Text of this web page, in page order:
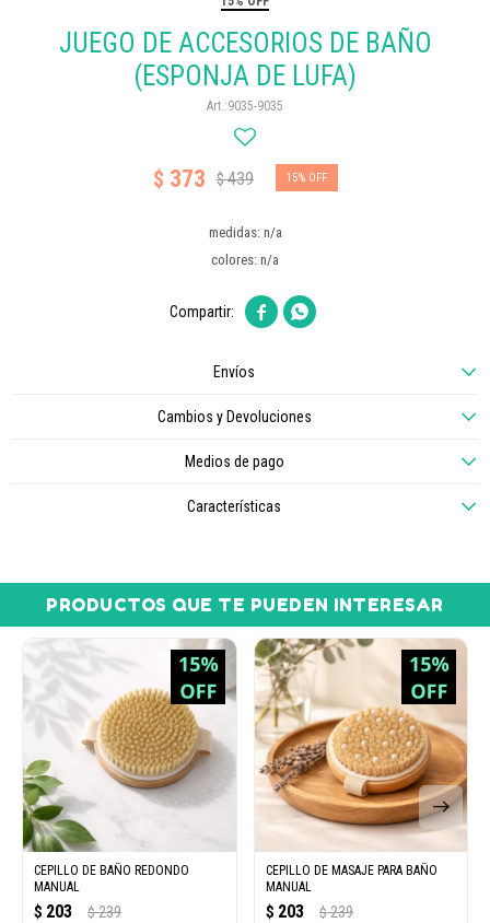
JUEGO DE ACCESORIOS DE BAÑO
(ESPONJA DE LUFA)
9035-9035
$ 373 $439 15
medidas: n/a
colores: n/a
 
Envíos
Cambios y Devoluciones
Medios de pago
Características
PRODUCTOS QUE TE PUEDEN INTERESAR
CEPILLO DE BAÑO REDONDO
MANUAL
$ 203 $ 239
CEPILLO DE MASAJE PARA BAÑO
MANUAL
$ 203 $ 239